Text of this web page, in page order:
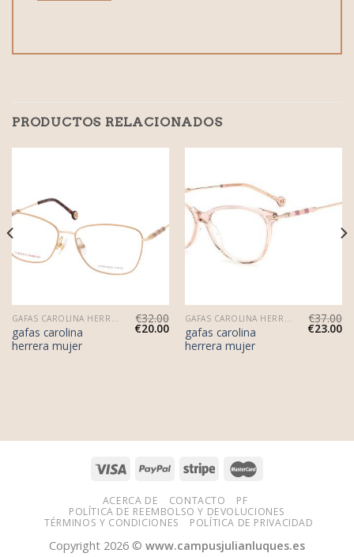
PRODUCTOS RELACIONADOS
GAFAS CAROLINA HERRERA MUJER
gafas carolina
herrera mujer
€32.00
€20.00
GAFAS CAROLINA HERRERA MUJER
gafas carolina
herrera mujer
€37.00
€23.00
ACERCA DE CONTACTO
PF
POLÍTICA DE REEMBOLSO Y DEVOLUCIONES
TÉRMINOS Y CONDICIONES
POLÍTICA DE PRIVACIDAD
Copyright 2026 © www.campusjulianluques.es